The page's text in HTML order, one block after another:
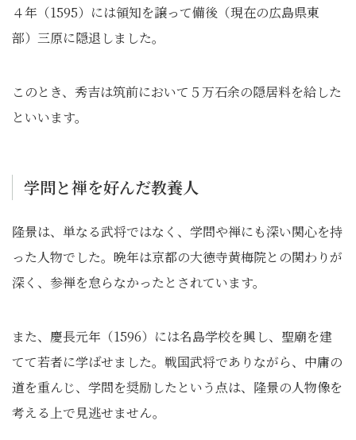
４年（1595）には領知を譲って備後（現在の広島県東
部）三原に隠退しました。
このとき、秀吉は筑前において５万石余の隠居料を給した
といいます。
学問と禅を好んだ教養人
隆景は、単なる武将ではなく、学問や禅にも深い関心を持
った人物でした。晩年は京都の大徳寺黄梅院との関わりが
深く、参禅を怠らなかったとされています。
また、慶長元年（1596）には名島学校を興し、聖廟を建
てて若者に学ばせました。戦国武将でありながら、中庸の
道を重んじ、学問を奨励したという点は、隆景の人物像を
考える上で見逃せません。